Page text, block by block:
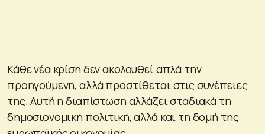
Κάθε νέα κρίση δεν ακολουθεί απλά την
προηγούμενη, αλλά προστίθεται στις συνέπειες
της. Αυτή η διαπίστωση αλλάζει σταδιακά τη
δημοσιονομική πολιτική, αλλά και τη δομή της